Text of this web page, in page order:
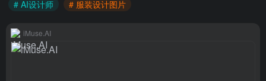
# AI设计师
# 服装设计图片
iMuse.AI